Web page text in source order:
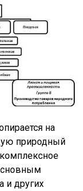
на
природный
и других